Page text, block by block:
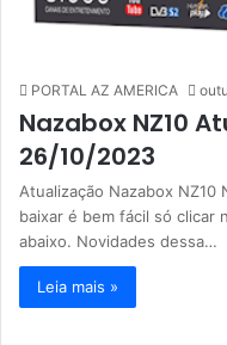
PORTAL AZ AMERICA
Nazabox NZ10
26/10/2023
Atualização Nazabox NZ10
baixar é bem fácil só clicar
abaixo. Novidades dessa…
Leia mais »